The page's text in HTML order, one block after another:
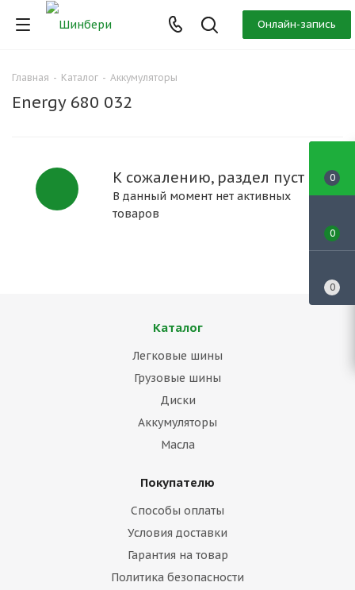
Онлайн-запись
Главная - Каталог - Аккумуляторы
Energy 680 032
К сожалению, раздел пуст
В данный момент нет активных
товаров
Каталог
Легковые шины
Грузовые шины
Диски
Аккумуляторы
Масла
Покупателю
Способы оплаты
Условия доставки
Гарантия на товар
Политика безопасности
0
0
0